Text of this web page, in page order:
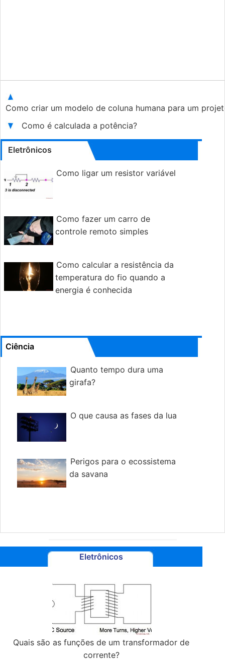
Como criar um modelo de coluna humana para um
Como é calculada a potência?
Eletrônicos
Como ligar um resistor variável
Como fazer um carro de
controle remoto simples
Como calcular a resistência da
temperatura do fio quando a
energia é conhecida
Ciência
Quanto tempo dura uma
girafa?
O que causa as fases da lua
Perigos para o ecossistema
da savana
Eletrônicos
Quais são as funções de um transformador de
corrente?